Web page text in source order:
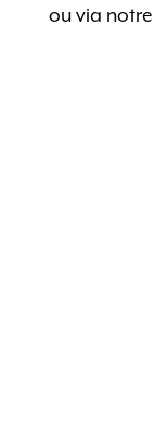
ou via notre